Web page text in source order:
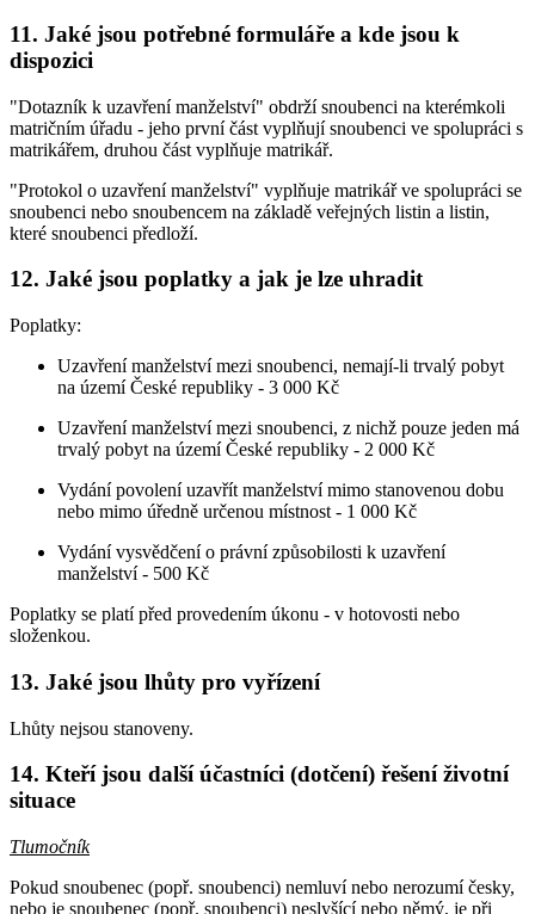
11. Jaké jsou potřebné formuláře a kde jsou k
dispozici
"Dotazník k uzavření manželství" obdrží snoubenci na kterémkoli
matričním úřadu - jeho první část vyplňují snoubenci ve spolupráci s
matrikářem, druhou část vyplňuje matrikář.
"Protokol o uzavření manželství" vyplňuje matrikář ve spolupráci se
snoubenci nebo snoubencem na základě veřejných listin a listin,
které snoubenci předloží.
12. Jaké jsou poplatky a jak je lze uhradit
Poplatky:
Uzavření manželství mezi snoubenci, nemají-li trvalý pobyt
na území České republiky - 3 000 Kč
Uzavření manželství mezi snoubenci, z nichž pouze jeden má
trvalý pobyt na území České republiky - 2 000 Kč
Vydání povolení uzavřít manželství mimo stanovenou dobu
nebo mimo úředně určenou místnost - 1 000 Kč
Vydání vysvědčení o právní způsobilosti k uzavření
manželství - 500 Kč
Poplatky se platí před provedením úkonu - v hotovosti nebo
složenkou.
13. Jaké jsou lhůty pro vyřízení
Lhůty nejsou stanoveny.
14. Kteří jsou další účastníci (dotčení) řešení životní
situace
Tlumočník
Pokud snoubenec (popř. snoubenci) nemluví nebo nerozumí česky,
nebo je snoubenec (popř. snoubenci) neslyšící nebo němý, je při